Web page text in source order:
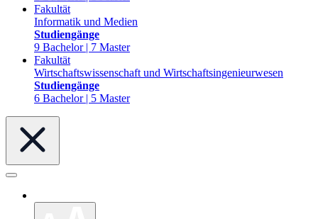
Fakultät
Informatik und Medien
Studiengänge
9 Bachelor | 7 Master
Fakultät
Wirtschaftswissenschaft und Wirtschaftsingenieurwesen
Studiengänge
6 Bachelor | 5 Master